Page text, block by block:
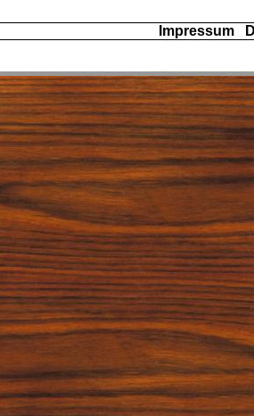
Impressum